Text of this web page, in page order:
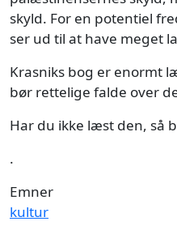
skyld. For en potentiel
ser ud til at have meget
Krasniks bog er enormt
bør rettelige falde over
Har du ikke læst den, så
.
Emner
kultur